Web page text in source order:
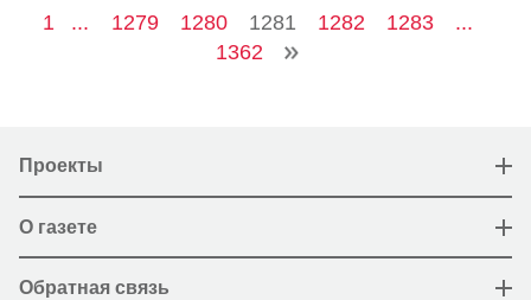
1 ... 1279 1280 1281 1282 1283
...
1362
Проекты
О газете
Обратная связь